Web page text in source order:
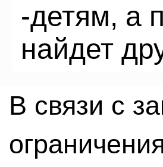
-детям, а
найдет
В связи с